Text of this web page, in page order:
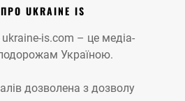
ПРО UKRAINE IS
is.com – це медіа-
Україною.
дозволена з дозволу